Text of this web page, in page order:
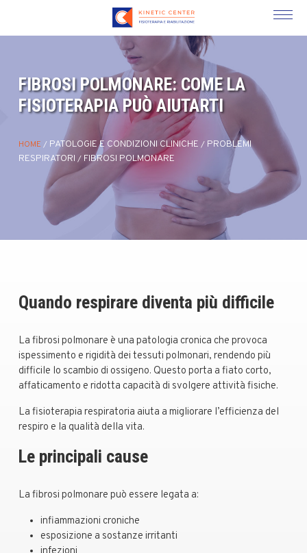
FIBROSI POLMONARE: COME LA
FISIOTERAPIA PUÒ AIUTARTI
HOME / PATOLOGIE E CONDIZIONI CLINICHE / PROBLEMI
RESPIRATORI / FIBROSI POLMONARE
Quando respirare diventa più difficile
La fibrosi polmonare è una patologia cronica che provoca
ispessimento e rigidità dei tessuti polmonari, rendendo più
difficile lo scambio di ossigeno. Questo porta a fiato corto,
affaticamento e ridotta capacità di svolgere attività fisiche.
La fisioterapia respiratoria aiuta a migliorare l’efficienza del
respiro e la qualità della vita.
Le principali cause
La fibrosi polmonare può essere legata a:
infiammazioni croniche
esposizione a sostanze irritanti